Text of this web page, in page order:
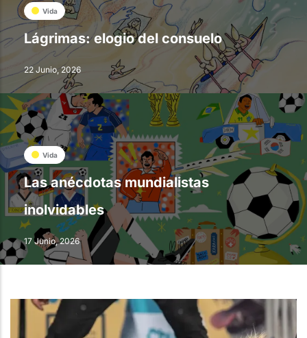
Vida
Lágrimas: elogio del consuelo
22 Junio, 2026
Vida
Las anécdotas mundialistas
inolvidables
17 Junio, 2026